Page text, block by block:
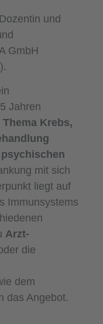
und
GmbH
Jahren
Thema Krebs,
mit sich
liegt auf
Immunsystems
Arzt-
die
dem
das Angebot.